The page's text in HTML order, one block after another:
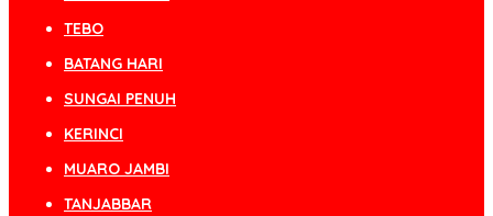
TEBO
BATANG HARI
SUNGAI PENUH
KERINCI
MUARO JAMBI
TANJABBAR